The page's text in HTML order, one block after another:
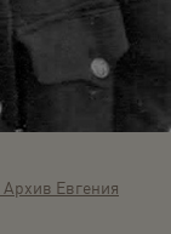
Архив Евгения